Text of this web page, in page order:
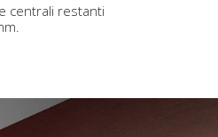
centrali restanti